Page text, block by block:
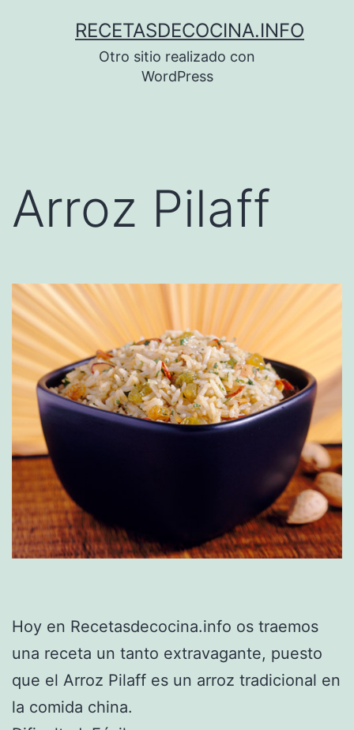
RECETASDECOCINA.INFO
Otro sitio realizado con
WordPress
Arroz Pilaff
Hoy en Recetasdecocina.info os traemos
una receta un tanto extravagante, puesto
que el Arroz Pilaff es un arroz tradicional en
la comida china.